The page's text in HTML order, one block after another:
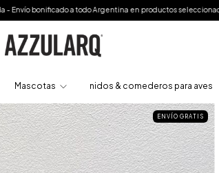
Argentina en productos seleccionados o a partir de $250.000
Mascotas nidos & comederos para aves
ENVÍO GRATIS